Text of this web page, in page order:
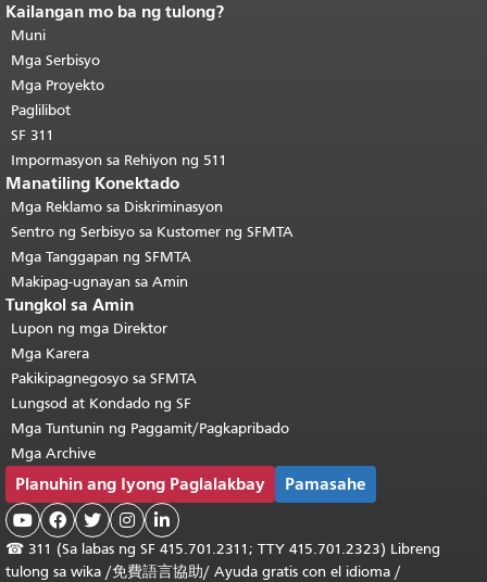
Katapusan ng nilalaman ng
pahina.
pahinang ito ay nauulit sa bawat
pahina.Bumalik sa tuktok ng
pangunahing nilalaman
Kailangan mo ba ng tulong?
Muni
Mga Serbisyo
Mga Proyekto
Paglilibot
SF 311
Impormasyon sa Rehiyon ng 511
Manatiling Konektado
Mga Reklamo sa Diskriminasyon
Sentro ng Serbisyo sa Kustomer ng SFMTA
Mga Tanggapan ng SFMTA
Makipag-ugnayan sa Amin
Tungkol sa Amin
Lupon ng mga Direktor
Mga Karera
Pakikipagnegosyo sa SFMTA
Lungsod at Kondado ng SF
Mga Tuntunin ng Paggamit/Pagkapribado
Mga Archive
Planuhin ang Iyong Paglalakbay Pamasahe
    
☎ 311 (Sa labas ng SF 415.701.2311; TTY 415.701.2323) Libreng
tulong sa wika /免費語言協助/ Ayuda gratis con el idioma /